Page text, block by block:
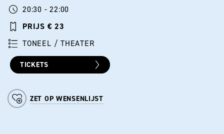
20:30 - 22:00
PRIJS € 23
TONEEL / THEATER
TICKETS
ZET OP WENSENLIJST